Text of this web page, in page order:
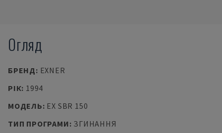
Огляд
БРЕНД: EXNER
РІК: 1994
МОДЕЛЬ: EX SBR 150
ТИП ПРОГРАМИ: ЗГИНАННЯ